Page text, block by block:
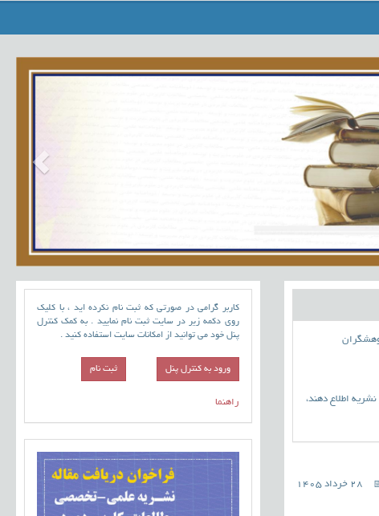
اطلاع دهند،
28 خرداد 1405
کاربر گرامی در صورتی که ثبت نام نکرده اید ، با کلیک
روی دکمه زیر در سایت ثبت نام نمایید . به کمک کنترل
پنل خود می توانید از امکانات سایت استفاده کنید .
ورود به کنترل پنل
راهنما